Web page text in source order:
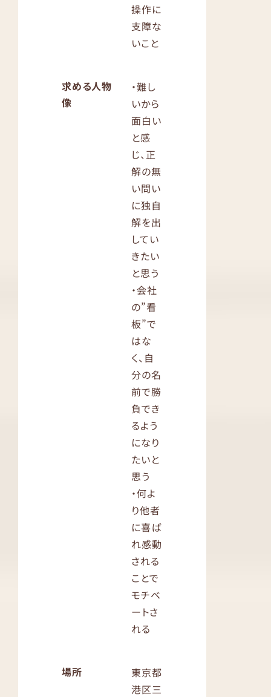
操作に
支障な
いこと
求める人物
像
・難し
いから
面白い
と感
じ、正
解の無
い問い
に独自
解を出
してい
きたい
と思う
・会社
の”看
板”で
はな
く、自
分の名
前で勝
負でき
るよう
になり
たいと
思う
・何よ
り他者
に喜ば
れ感動
される
ことで
モチベ
ートさ
れる
場所
東京都
港区三